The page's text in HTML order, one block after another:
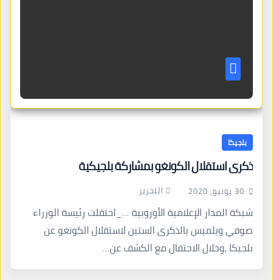
بلجيكا
ذكرى استقلال الكونغو بمشاركة بلجيكية
30 يونيو، 2020 التحرير
شبكة المدار الإعلامية الأوروبية …_احتفلت رئيسة الوزراء
صوفي ويلميس بالذكرى الستين لاستقلال الكونغو عن
بلجيكا ،وخلال الاحتفال مع الكشف عن…